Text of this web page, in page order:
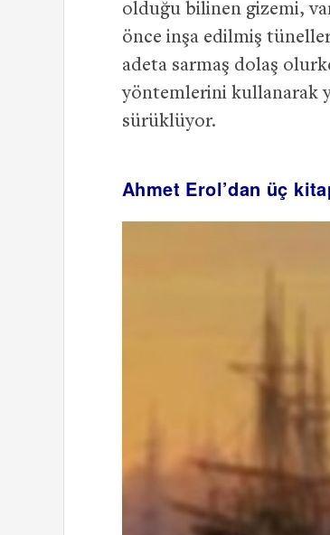
olduğu bilinen gizemi,
önce inşa edilmiş
adeta sarmaş dolaş
yöntemlerini kullanarak
sürüklüyor.
Ahmet Erol’dan üç